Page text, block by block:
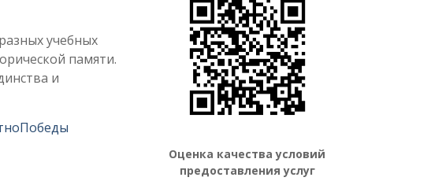
учебных
памяти.
и
Оценка качества условий
предоставления услуг